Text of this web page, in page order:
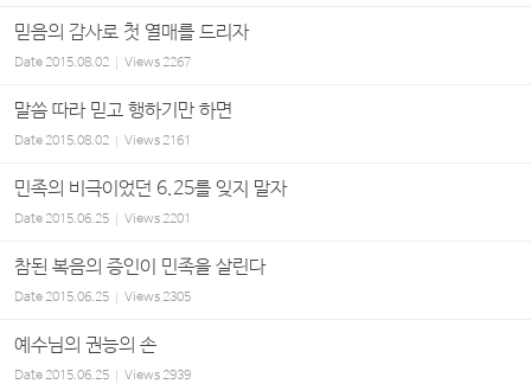
믿음의 감사로 첫 열매를 드리자
Date2015.08.02 Views2267
말씀 따라 믿고 행하기만 하면
Date2015.08.02 Views2161
민족의 비극이었던 6.25를 잊지 말자
Date2015.06.25 Views2201
참된 복음의 증인이 민족을 살린다
Date2015.06.25 Views2305
예수님의 권능의 손
Date2015.06.25 Views2939